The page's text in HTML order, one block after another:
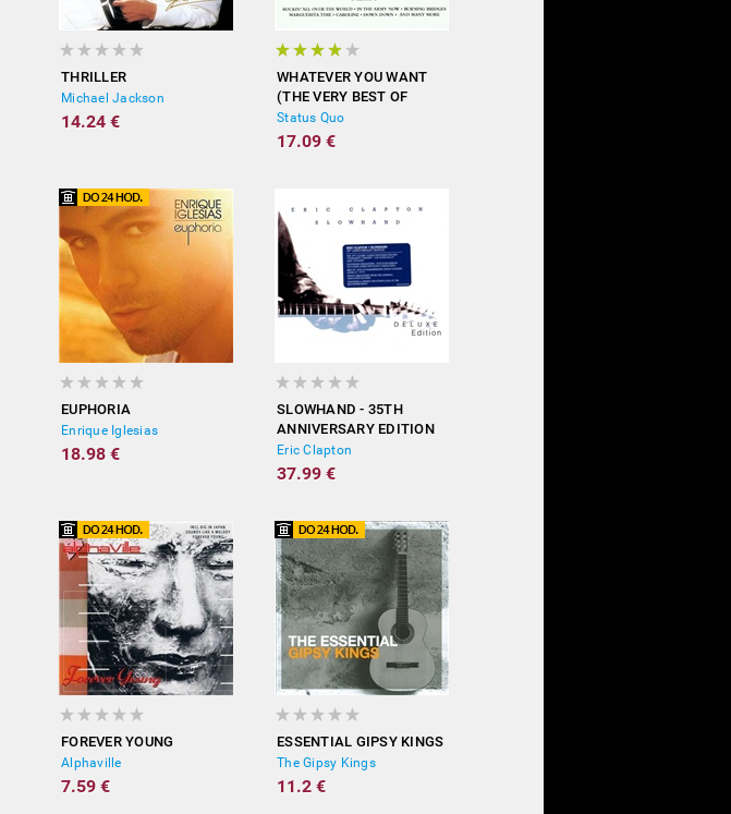
THRILLER
Michael Jackson
14.24 €
WHATEVER YOU WANT
(THE VERY BEST OF
STATUS QUO)
Status Quo
17.09 €
EUPHORIA
Enrique Iglesias
18.98 €
SLOWHAND - 35TH
ANNIVERSARY EDITION
(DELUXE)
Eric Clapton
37.99 €
FOREVER YOUNG
Alphaville
7.59 €
ESSENTIAL GIPSY KINGS
The Gipsy Kings
11.2 €